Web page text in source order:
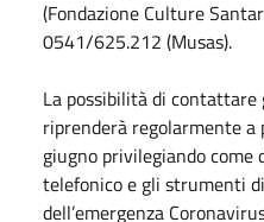
(Fondazione Culture
0541/625.212 (Musas).
La possibilità di
riprenderà regolarmente a
giugno privilegiando come
telefonico e gli strumenti
dell’emergenza